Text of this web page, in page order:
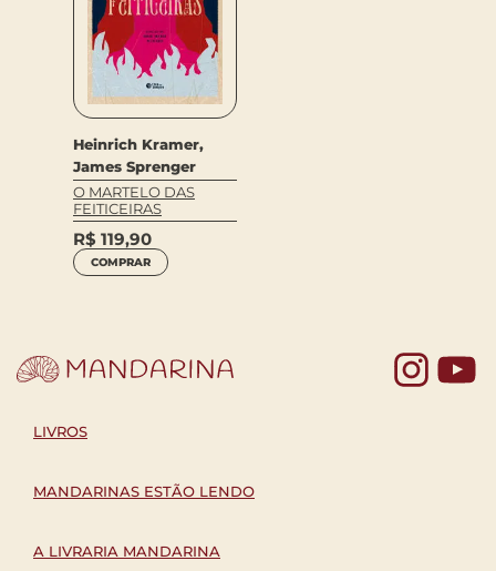
Heinrich Kramer,
James Sprenger
O MARTELO DAS
FEITICEIRAS
R$ 119,90
COMPRAR
LIVROS
MANDARINAS ESTÃO LENDO
A LIVRARIA MANDARINA